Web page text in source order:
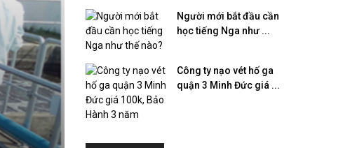
Người mới bắt đầu cần
học tiếng Nga như ...
Công ty nạo vét hố ga
quận 3 Minh Đức giá ...